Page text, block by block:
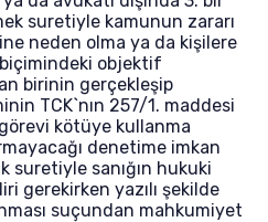
suretiyle kamunun zararı
neden olma ya da kişilere
objektif
birinin gerçekleşip
TCK`nın 257/1. maddesi
kötüye kullanma
denetime imkan
suretiyle sanığın hukuki
gerekirken yazılı şekilde
suçundan mahkumiyet